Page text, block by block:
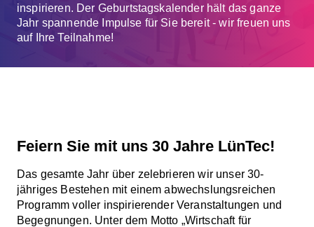
inspirieren. Der Geburtstagskalender hält das ganze
Jahr spannende Impulse für Sie bereit - wir freuen uns
auf Ihre Teilnahme!
Feiern Sie mit uns 30 Jahre LünTec!
Das gesamte Jahr über zelebrieren wir unser 30-
jähriges Bestehen mit einem abwechslungsreichen
Programm voller inspirierender Veranstaltungen und
Begegnungen. Unter dem Motto „Wirtschaft für